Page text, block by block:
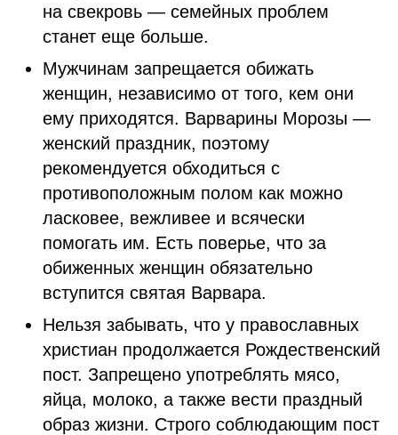
на свекровь — семейных проблем
станет еще больше.
Мужчинам запрещается обижать
женщин, независимо от того, кем они
ему приходятся. Варварины Морозы —
женский праздник, поэтому
рекомендуется обходиться с
противоположным полом как можно
ласковее, вежливее и всячески
помогать им. Есть поверье, что за
обиженных женщин обязательно
вступится святая Варвара.
Нельзя забывать, что у православных
христиан продолжается Рождественский
пост. Запрещено употреблять мясо,
яйца, молоко, а также вести праздный
образ жизни. Строго соблюдающим пост